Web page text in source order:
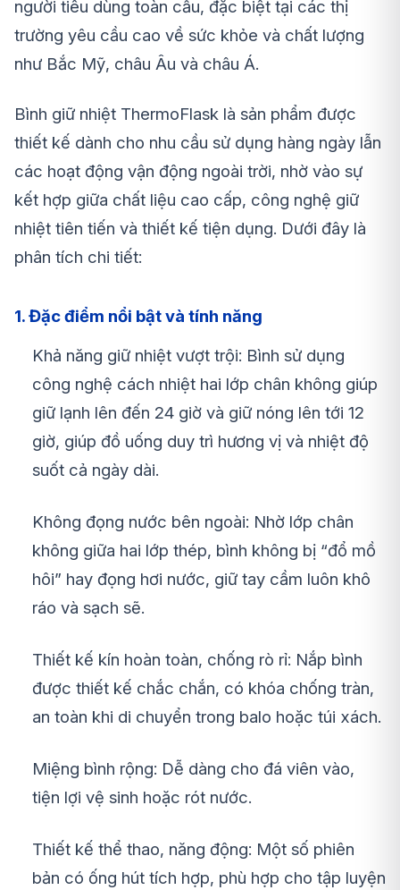
người tiêu dùng toàn cầu, đặc biệt tại các thị
trường yêu cầu cao về sức khỏe và chất lượng
như Bắc Mỹ, châu Âu và châu Á.
Bình giữ nhiệt ThermoFlask là sản phẩm được
thiết kế dành cho nhu cầu sử dụng hàng ngày lẫn
các hoạt động vận động ngoài trời, nhờ vào sự
kết hợp giữa chất liệu cao cấp, công nghệ giữ
nhiệt tiên tiến và thiết kế tiện dụng. Dưới đây là
phân tích chi tiết:
1. Đặc điểm nổi bật và tính năng
Khả năng giữ nhiệt vượt trội: Bình sử dụng
công nghệ cách nhiệt hai lớp chân không giúp
giữ lạnh lên đến 24 giờ và giữ nóng lên tới 12
giờ, giúp đồ uống duy trì hương vị và nhiệt độ
suốt cả ngày dài.
Không đọng nước bên ngoài: Nhờ lớp chân
không giữa hai lớp thép, bình không bị “đổ mồ
hôi” hay đọng hơi nước, giữ tay cầm luôn khô
ráo và sạch sẽ.
Thiết kế kín hoàn toàn, chống rò rỉ: Nắp bình
được thiết kế chắc chắn, có khóa chống tràn,
an toàn khi di chuyển trong balo hoặc túi xách.
Miệng bình rộng: Dễ dàng cho đá viên vào,
tiện lợi vệ sinh hoặc rót nước.
Thiết kế thể thao, năng động: Một số phiên
bản có ống hút tích hợp, phù hợp cho tập luyện